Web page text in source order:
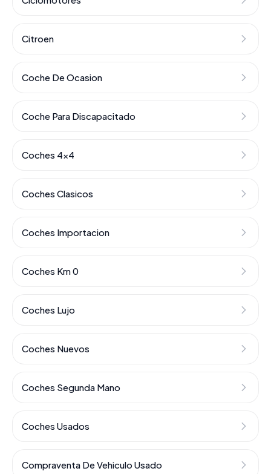
Citroen
Coche De Ocasion
Coche Para Discapacitado
Coches 4x4
Coches Clasicos
Coches Importacion
Coches Km 0
Coches Lujo
Coches Nuevos
Coches Segunda Mano
Coches Usados
Compraventa De Vehiculo Usado